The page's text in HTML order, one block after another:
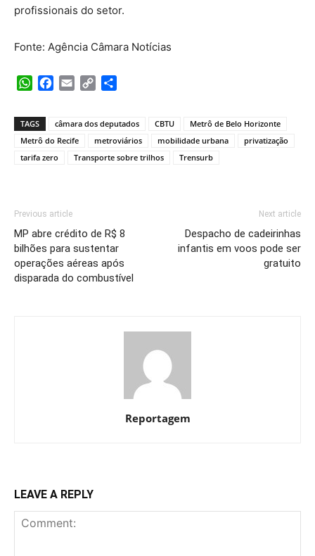
profissionais do setor.
Fonte: Agência Câmara Notícias
WhatsApp
Facebook
Email Copy
TAGS câmara dos deputados CBTU
Metrô de Belo Horizonte
Metrô do Recife
metroviários mobilidade urbana
privatização
tarifa zero
Transporte sobre trilhos Trensurb
Previous article
MP abre crédito de R$ 8
bilhões para sustentar
operações aéreas após
disparada do combustível
Next article
Despacho de cadeirinhas
infantis em voos pode ser
gratuito
Reportagem
LEAVE A REPLY